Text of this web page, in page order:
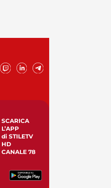
SCARICA
L’APP
di STILETV
HD
CANALE 78